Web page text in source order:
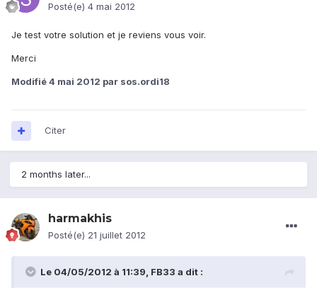
Posté(e) 4 mai 2012
Je test votre solution et je reviens vous voir.
Merci
Modifié4 mai 2012 par sos.ordi18
Citer
2 months later...
harmakhis
Posté(e) 21 juillet 2012
Le 04/05/2012 à 11:39, FB33 a dit :